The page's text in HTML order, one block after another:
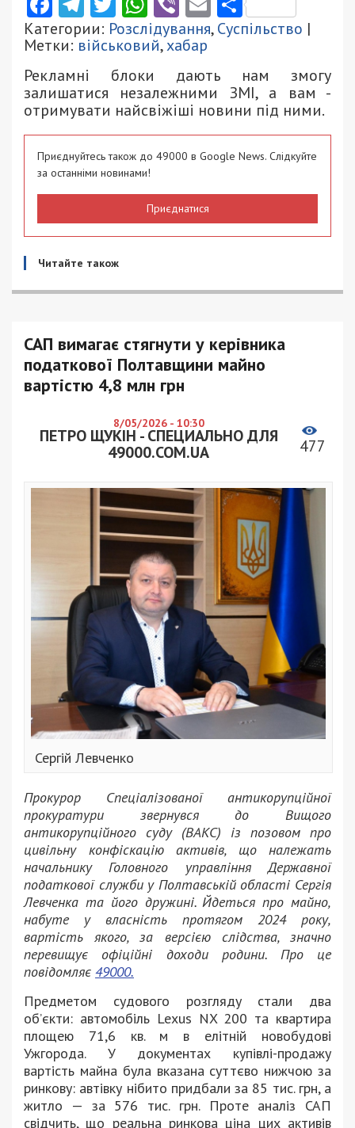
Категории: Розслідування,Суспільство |
Метки: військовий,хабар
Рекламні блоки дають нам змогу
залишатися незалежними ЗМІ, а вам -
отримувати найсвіжіші новини під ними.
Приєднуйтесь також до 49000 в Google News. Слідкуйте
за останніми новинами!
Приєднатися
Читайте також
САП вимагає стягнути у керівника
податкової Полтавщини майно
вартістю 4,8 млн грн
8/05/2026 - 10:30
ПЕТРО ЩУКІН - СПЕЦИАЛЬНО ДЛЯ
49000.COM.UA
477
Сергій Левченко
Прокурор Спеціалізованої антикорупційної
прокуратури звернувся до Вищого
антикорупційного суду (ВАКС) із позовом про
цивільну конфіскацію активів, що належать
начальнику Головного управління Державної
податкової служби у Полтавській області Сергія
Левченка та його дружині. Йдеться про майно,
набуте у власність протягом 2024 року,
вартість якого, за версією слідства, значно
перевищує офіційні доходи родини. Про це
повідомляє 49000.
Предметом судового розгляду стали два
об’єкти: автомобіль Lexus NX 200 та квартира
площею 71,6 кв. м в елітній новобудові
Ужгорода. У документах купівлі-продажу
вартість майна була вказана суттєво нижчою за
ринкову: автівку нібито придбали за 85 тис. грн, а
житло — за 576 тис. грн. Проте аналіз САП
свідчить, що реальна ринкова ціна цих активів